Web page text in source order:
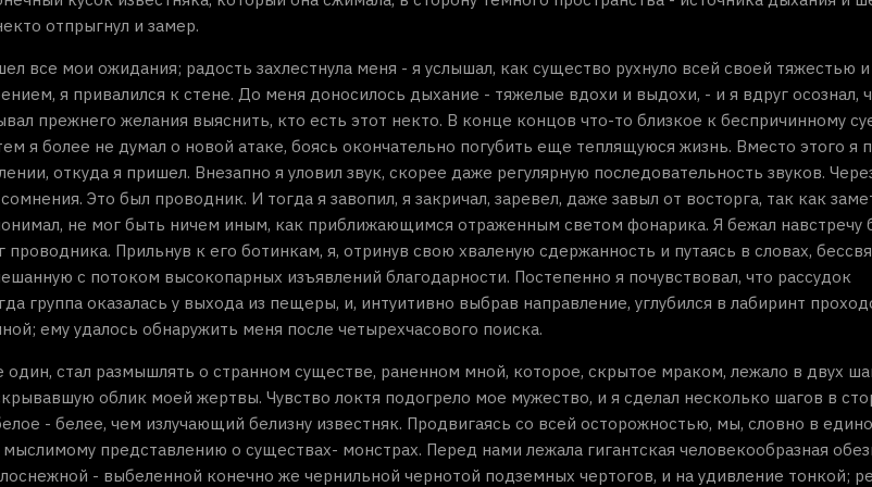
отпрыгнул и замер.
все мои ожидания; радость захлестнула меня - я услышал, как существо рухнуло всей своей тяжестью и
я привалился к стене. До меня доносилось дыхание - тяжелые вдохи и выдохи, - и я вдруг осознал,
прежнего желания выяснить, кто есть этот некто. В конце концов что-то близкое к беспричинному
я более не думал о новой атаке, боясь окончательно погубить еще теплящуюся жизнь. Вместо этого я
откуда я пришел. Внезапно я уловил звук, скорее даже регулярную последовательность звуков.
Это был проводник. И тогда я завопил, я закричал, заревел, даже завыл от восторга, так как
не мог быть ничем иным, как приближающимся отраженным светом фонарика. Я бежал навстречу
Прильнув к его ботинкам, я, отринув свою хваленую сдержанность и путаясь в словах,
с потоком высокопарных изъявлений благодарности. Постепенно я почувствовал, что рассудок
группа оказалась у выхода из пещеры, и, интуитивно выбрав направление, углубился в лабиринт
ему удалось обнаружить меня после четырехчасового поиска.
стал размышлять о странном существе, раненном мной, которое, скрытое мраком, лежало в двух
облик моей жертвы. Чувство локтя подогрело мое мужество, и я сделал несколько шагов в
- белее, чем излучающий белизну известняк. Продвигаясь со всей осторожностью, мы, словно в
представлению о существах- монстрах. Перед нами лежала гигантская человекообразная
- выбеленной конечно же чернильной чернотой подземных чертогов, и на удивление тонкой;